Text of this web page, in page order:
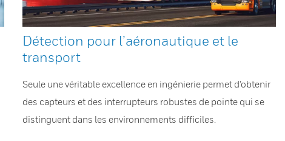
Détection pour l’aéronautique et le
transport
Seule une véritable excellence en ingénierie permet d’obtenir
des capteurs et des interrupteurs robustes de pointe qui se
distinguent dans les environnements difficiles.